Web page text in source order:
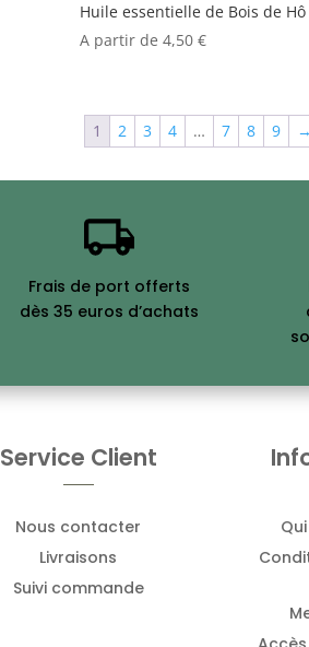
Huile essentielle de Bois de Hô
A partir de 4,50 €
1 2 3 4 … 7 8 9 →
Frais de port offerts
dès 35 euros d’achats
Service Client
Nous contacter
Livraisons
Suivi commande